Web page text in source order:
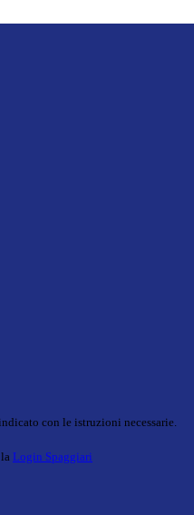
con le istruzioni necessarie.
Login Spaggiari